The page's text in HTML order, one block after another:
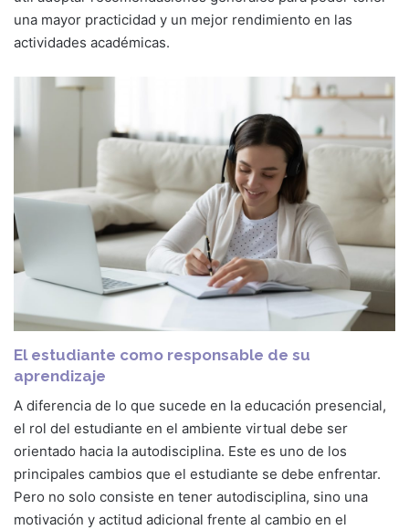
una mayor practicidad y un mejor rendimiento en las
actividades académicas.
El estudiante como responsable de su
aprendizaje
A diferencia de lo que sucede en la educación presencial,
el rol del estudiante en el ambiente virtual debe ser
orientado hacia la autodisciplina. Este es uno de los
principales cambios que el estudiante se debe enfrentar.
Pero no solo consiste en tener autodisciplina, sino una
motivación y actitud adicional frente al cambio en el